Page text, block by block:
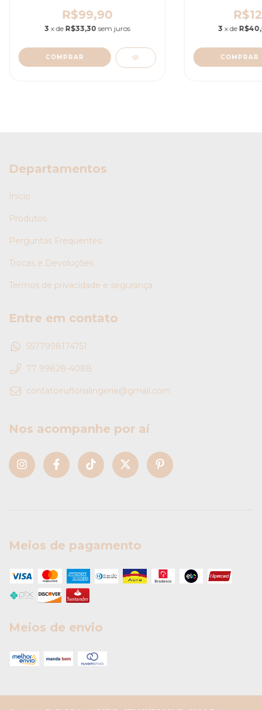
R$99,90
3 x de R$33,30 sem juros
COMPRAR
3 x de
COMPRAR
Departamentos
Início
Produtos
Perguntas Frequentes
Trocas e Devoluções
Termos de privacidade e segurança
Entre em contato
5577998174751
77 99828-4088
contatoeuflorialingerie@gmail.com
Nos acompanhe por aí
Meios de pagamento
Meios de envio